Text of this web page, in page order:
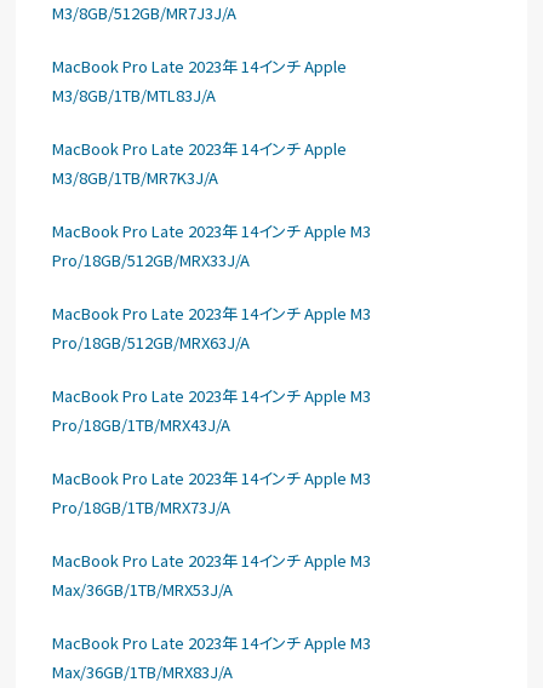
M3/8GB/512GB/MR7J3J/A
MacBook Pro Late 2023年 14インチ Apple
M3/8GB/1TB/MTL83J/A
MacBook Pro Late 2023年 14インチ Apple
M3/8GB/1TB/MR7K3J/A
MacBook Pro Late 2023年 14インチ Apple M3
Pro/18GB/512GB/MRX33J/A
MacBook Pro Late 2023年 14インチ Apple M3
Pro/18GB/512GB/MRX63J/A
MacBook Pro Late 2023年 14インチ Apple M3
Pro/18GB/1TB/MRX43J/A
MacBook Pro Late 2023年 14インチ Apple M3
Pro/18GB/1TB/MRX73J/A
MacBook Pro Late 2023年 14インチ Apple M3
Max/36GB/1TB/MRX53J/A
MacBook Pro Late 2023年 14インチ Apple M3
Max/36GB/1TB/MRX83J/A